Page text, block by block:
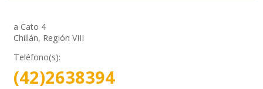
a Cato 4
Chillán, Región VIII
Teléfono(s):
(42)2638394